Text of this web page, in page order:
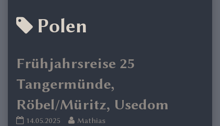
Posts
tagged
Polen
Frühjahrsreise 25
Tangermünde,
Röbel/Müritz, Usedom
Frühjahrsreise
14.05.2025
Read
Mathias